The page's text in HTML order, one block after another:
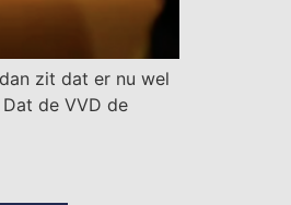
zit dat er nu wel
de VVD de